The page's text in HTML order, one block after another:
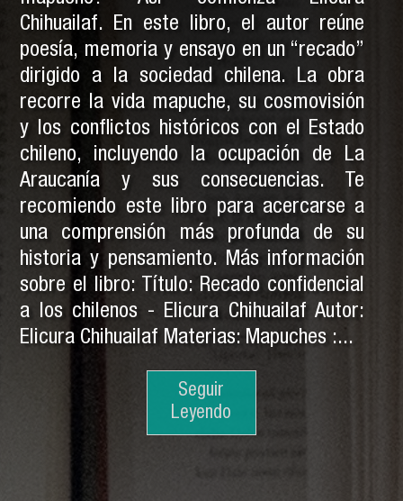
Chihuailaf. En este libro, el autor reúne
poesía, memoria y ensayo en un “recado”
dirigido a la sociedad chilena. La obra
recorre la vida mapuche, su cosmovisión
y los conflictos históricos con el Estado
chileno, incluyendo la ocupación de La
Araucanía y sus consecuencias. Te
recomiendo este libro para acercarse a
una comprensión más profunda de su
historia y pensamiento. Más información
sobre el libro: Título: Recado confidencial
a los chilenos - Elicura Chihuailaf Autor:
Elicura Chihuailaf Materias: Mapuches :...
Seguir
Leyendo
Seguir
Leyendo
Seguir
Leyendo